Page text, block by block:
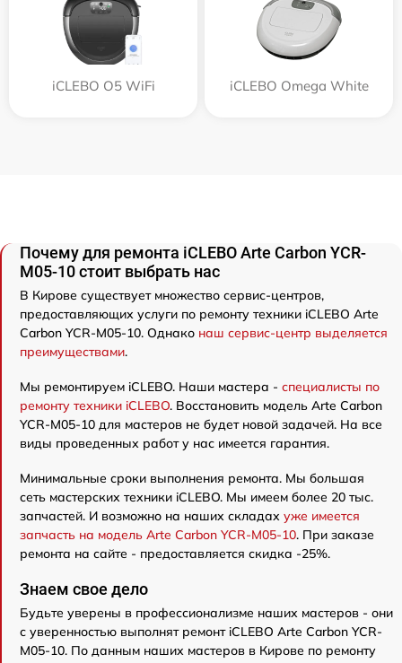
iCLEBO O5 WiFi iCLEBO Omega White
Почему для ремонта iCLEBO Arte Carbon YCR-
M05-10 стоит выбрать нас
В Кирове существует множество сервис-центров,
предоставляющих услуги по ремонту техники iCLEBO Arte
Carbon YCR-M05-10. Однако наш сервис-центр выделяется
преимуществами.
Мы ремонтируем iCLEBO. Наши мастера - специалисты по
ремонту техники iCLEBO. Восстановить модель Arte Carbon
YCR-M05-10 для мастеров не будет новой задачей. На все
виды проведенных работ у нас имеется гарантия.
Минимальные сроки выполнения ремонта. Мы большая
сеть мастерских техники iCLEBO. Мы имеем более 20 тыс.
запчастей. И возможно на наших складах уже имеется
запчасть на модель Arte Carbon YCR-M05-10. При заказе
ремонта на сайте - предоставляется скидка -25%.
Знаем свое дело
Будьте уверены в профессионализме наших мастеров - они
с уверенностью выполнят ремонт iCLEBO Arte Carbon YCR-
M05-10. По данным наших мастеров в Кирове по ремонту